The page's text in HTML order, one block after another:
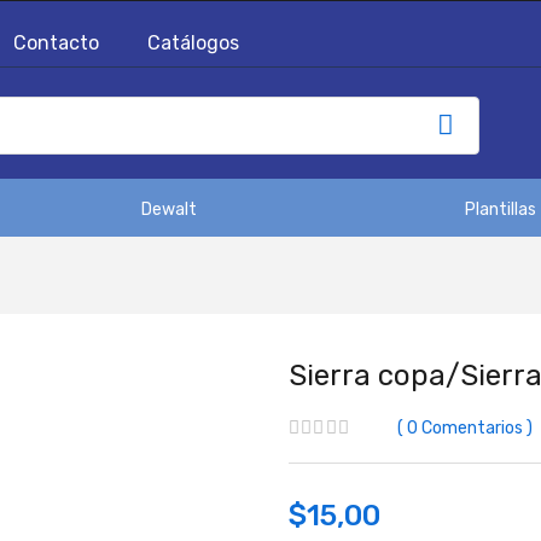
Contacto Catálogos
Dewalt Plantillas
Sierra copa/
0 Comentarios
$15,00